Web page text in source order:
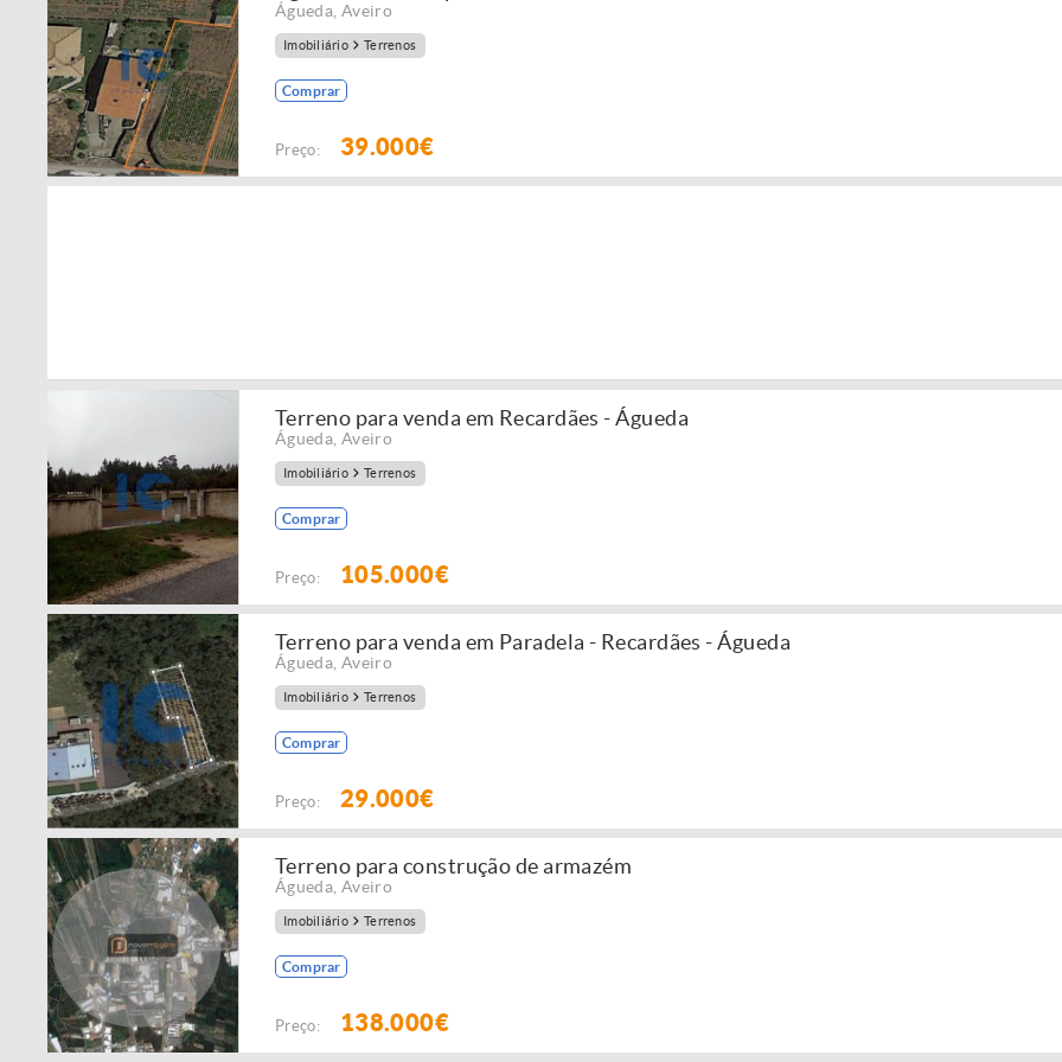
Águeda Aveiro
Imobiliário Terrenos
Comprar
Preço: 39.000€
Terreno para venda em Recardães - Águeda
Águeda Aveiro
Imobiliário Terrenos
Comprar
Preço: 105.000€
Terreno para venda em Paradela - Recardães - Águeda
Águeda Aveiro
Imobiliário Terrenos
Comprar
Preço: 29.000€
Terreno para construção de armazém
Águeda Aveiro
Imobiliário Terrenos
Comprar
Preço: 138.000€